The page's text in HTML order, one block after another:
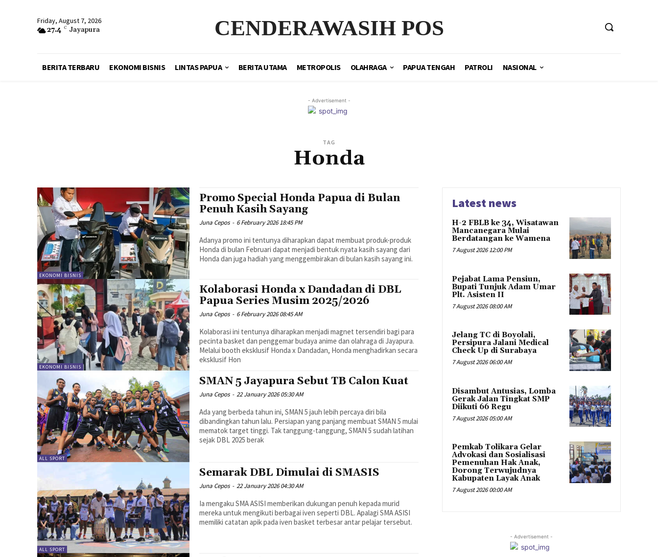
Friday, August 7, 2026
27.4 C Jayapura CENDERAWASIH POS
BERITA TERBARU EKONOMI BISNIS LINTAS PAPUA BERITA UTAMA METROPOLIS OLAHRAGA PAPUA TENGAH PATROLI NASIONAL
- Advertisement -
TAG
Honda
EKONOMI BISNIS
Promo Special Honda Papua di Bulan
Penuh Kasih Sayang
Juna Cepos - 6 February 2026 18:45 PM
Adanya promo ini tentunya diharapkan dapat membuat produk-produk
Honda di bulan Februari dapat menjadi bentuk nyata kasih sayang dari
Honda dan juga hadiah yang menggembirakan di bulan kasih sayang ini.
EKONOMI BISNIS
Kolaborasi Honda x Dandadan di DBL
Papua Series Musim 2025/2026
Juna Cepos - 6 February 2026 08:45 AM
Kolaborasi ini tentunya diharapkan menjadi magnet tersendiri bagi para
pecinta basket dan penggemar budaya anime dan olahraga di Jayapura.
Melalui booth eksklusif Honda x Dandadan, Honda menghadirkan secara
eksklusif Hon
ALL SPORT
SMAN 5 Jayapura Sebut TB Calon Kuat
Juna Cepos - 22 January 2026 05:30 AM
Ada yang berbeda tahun ini, SMAN 5 jauh lebih percaya diri bila
dibandingkan tahun lalu. Persiapan yang panjang membuat SMAN 5 mulai
mematok target tinggi. Tak tanggung-tanggung, SMAN 5 sudah latihan
sejak DBL 2025 berak
ALL SPORT
Semarak DBL Dimulai di SMASIS
Juna Cepos - 22 January 2026 04:30 AM
Ia mengaku SMA ASISI memberikan dukungan penuh kepada murid
mereka untuk mengikuti berbagai iven seperti DBL. Apalagi SMA ASISI
memiliki catatan apik pada iven basket terbesar antar pelajar tersebut.
Latest news
H-2 FBLB ke 34, Wisatawan
Mancanegara Mulai
Berdatangan ke Wamena
7 August 2026 12:00 PM
Pejabat Lama Pensiun,
Bupati Tunjuk Adam Umar
Plt. Asisten II
7 August 2026 08:00 AM
Jelang TC di Boyolali,
Persipura Jalani Medical
Check Up di Surabaya
7 August 2026 06:00 AM
Disambut Antusias, Lomba
Gerak Jalan Tingkat SMP
Diikuti 66 Regu
7 August 2026 05:00 AM
Pemkab Tolikara Gelar
Advokasi dan Sosialisasi
Pemenuhan Hak Anak,
Dorong Terwujudnya
Kabupaten Layak Anak
7 August 2026 00:00 AM
- Advertisement -